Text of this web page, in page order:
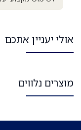
אולי יעניין אתכם
מוצרים נלווים